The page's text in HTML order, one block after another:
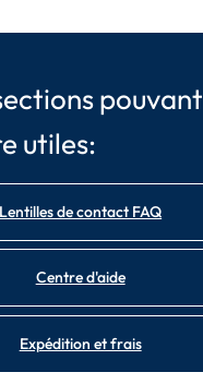
pouvant
utiles:
Lentilles de contact FAQ
Centre d'aide
Expédition et frais